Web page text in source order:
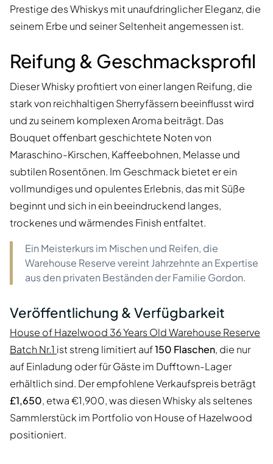
Prestige des Whiskys mit unaufdringlicher Eleganz, die
seinem Erbe und seiner Seltenheit angemessen ist.
Reifung & Geschmacksprofil
Dieser Whisky profitiert von einer langen Reifung, die
stark von reichhaltigen Sherryfässern beeinflusst wird
und zu seinem komplexen Aroma beiträgt. Das
Bouquet offenbart geschichtete Noten von
Maraschino-Kirschen, Kaffeebohnen, Melasse und
subtilen Rosentönen. Im Geschmack bietet er ein
vollmundiges und opulentes Erlebnis, das mit Süße
beginnt und sich in ein beeindruckend langes,
trockenes und wärmendes Finish entfaltet.
Ein Meisterkurs im Mischen und Reifen, die
Warehouse Reserve vereint Jahrzehnte an Expertise
aus den privaten Beständen der Familie Gordon.
Veröffentlichung & Verfügbarkeit
House of Hazelwood 36 Years Old Warehouse Reserve
Batch Nr.1 ist streng limitiert auf150 Flaschen, die nur
auf Einladung oder für Gäste im Dufftown-Lager
erhältlich sind. Der empfohlene Verkaufspreis beträgt
£1,650, etwa €1,900, was diesen Whisky als seltenes
Sammlerstück im Portfolio von House of Hazelwood
positioniert.